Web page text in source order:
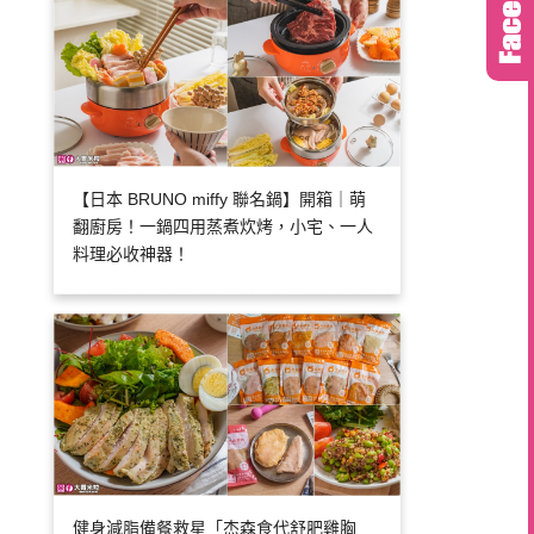
【日本 BRUNO miffy 聯名鍋】開箱｜萌
翻廚房！一鍋四用蒸煮炊烤，小宅、一人
料理必收神器！
健身減脂備餐救星「杰森食代舒肥雞胸